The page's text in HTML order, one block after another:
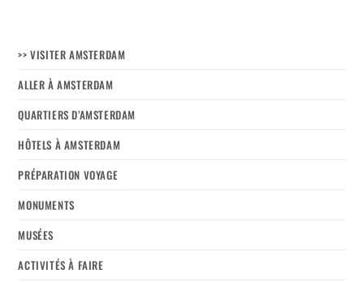
>> VISITER AMSTERDAM
ALLER À AMSTERDAM
QUARTIERS D’AMSTERDAM
HÔTELS À AMSTERDAM
PRÉPARATION VOYAGE
MONUMENTS
MUSÉES
ACTIVITÉS À FAIRE